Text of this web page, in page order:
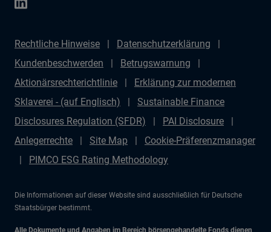
Rechtliche Hinweise
Datenschutzerklärung
Kundenbeschwerden
Betrugswarnung
Aktionärsrechterichtlinie
Erklärung zur modernen
Sklaverei - (auf Englisch)
Sustainable Finance
Disclosures Regulation (SFDR)
PAI Disclosure
Anlegerrechte
Site Map
Cookie-Präferenzmanager
PIMCO ESG Rating Methodology
Die Informationen auf dieser Website sind ausschließlich für Deutsche
Staatsbürger bestimmt.
Alle Dokumente und Angaben im Bereich börsengehandelte Fonds dienen